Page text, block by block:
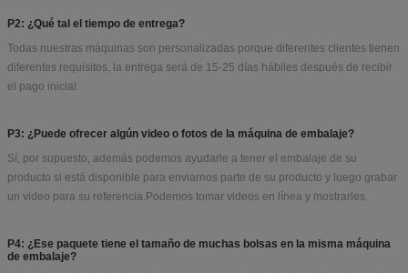
P2: ¿Qué tal el tiempo de entrega?
Todas nuestras máquinas son personalizadas porque diferentes clientes tienen
diferentes requisitos, la entrega será de 15-25 días hábiles después de recibir
el pago inicial.
P3: ¿Puede ofrecer algún video o fotos de la máquina de embalaje?
Sí, por supuesto, además podemos ayudarle a tener el embalaje de su
producto si está disponible para enviarnos parte de su producto y luego grabar
un video para su referencia.Podemos tomar videos en línea y mostrarles.
P4: ¿Ese paquete tiene el tamaño de muchas bolsas en la misma máquina
de embalaje?